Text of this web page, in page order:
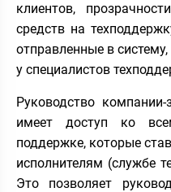
клиентов,
средств на
отправленные в
у специалистов
Руководство
имеет доступ ко
поддержке, которые
исполнителям (службе
Это позволяет